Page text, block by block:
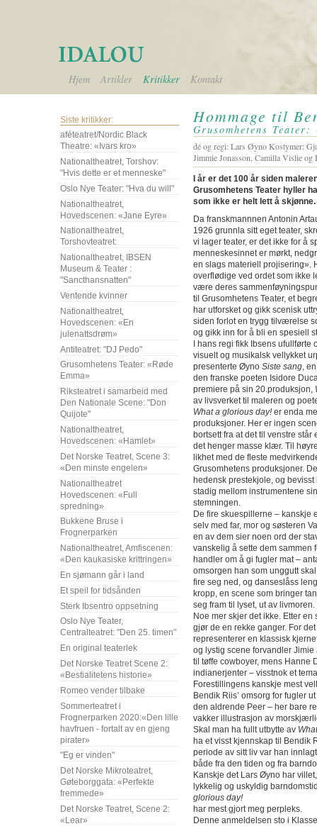
Hjem Artikler Kritikker Kontakt
Siste kritikker:
aféteatret/Nordic Black
Theatre: «Ivars kro»
Nationaltheatret, Torshov:
"Hvis dette er et menneske"
Oslo Nye Teater: "Hva du will"
Nationaltheatret,
Hovedscenen: «Jane Eyre»
Nationaltheatret,
Torshovteatret:
Nationaltheatret, IBSEN
Museum & Teater :
"Sancthansnatten"
Ventende kvinner
Nationaltheatret,
Hovedscenen: «En
julenattsdrøm»
Antiteatret: "DJ Pedo"
Grusomhetens Teater: «Røde
Emma»
Riksteatret i samarbeid med
Den Nationale Scene: "Don
Quijote"
Nationaltheatret,
Hovedscenen: «Hamlet»
Det Norske Teatret, Scene 3:
«Den minste engelen»
Nationaltheatret
Hovedscenen: «Full
spredning»
Bukkene Bruse i
Frognerparken
Nationaltheatret, Amfiscenen:
«Den kaukasiske krittringen»
En sjømann går i land
Et speil for tidsånden
Sterk Ibsentro oppsetning
Oslo Nye Teater,
Centralteatret: "Den 25. timen"
En original teaterlek
Det Norske Teatret Scene 2:
«Bestialitetens historie»
Romeo vender tilbake
Sommerteatret i
Frognerparken 2020:«Den lille
havfruen - fortalt av en gjeng
pirater»
"Eg er vinden"
Det Norske Mikroteatret,
Gøteborggata: «Perfekte
fremmede»
Det Norske Teatret, Scene 2:
«Lear»
Hommage til
Grusomhetens
dé og regi: Lars Øyno Kostymer:
Jimmie Jonasson, Camilla Vislie
I år er det 100 år siden
Grusomhetens Teater hyller
som ikke er helt lett å skjønne.
Da franskmannnen Antonin
1926 grunnla sitt eget teater,
vi lager teater, er det ikke for å
menneskesinnet er mørkt,
en slags materiell projisering».
overflødige ved ordet som ikke
være deres
til Grusomhetens Teater, et
har utforsket og gikk scenisk
siden forlot en trygg tilværelse
og gikk inn for å bli en spesiell
I hans regi fikk Ibsens ufullførte
visuelt og musikalsk vellykket
presenterte Øyno Siste sang ,
den franske poeten Isidore
premiere på sin 20.produksjon,
av livsverket til maleren og
What a glorious day!er enda
produksjoner. Her er ingen
bortsett fra at det til venstre står
det henger masse klær. Til
likhet med de fleste
Grusomhetens produksjoner.
hedensk prestekjole, og
stadig mellom instrumentene
stemningen.
De fire skuespillerne – kanskje
selv med far, mor og søsteren
en av dem sier noen ord der
vanskelig å sette dem sammen
handler om å gi fugler mat –
omsorgen han som unggutt
fire seg ned, og danseslåss
kropp, en scene som bringer
seg fram til lyset, ut av livmoren.
Noe mer skjer det ikke. Etter
gjør de en rekke ganger. For
representerer en klassisk
og lystig scene forvandler
til tøffe cowboyer, mens Hanne
indianerjenter – visstnok et
Forestillingens kanskje mest
Bendik Riis’ omsorg for fugler
den aldrende Peer – her bare
vakker illustrasjon av
Skal man ha fullt utbytte av
ha et visst kjennskap til Bendik
periode av sitt liv var han
både fra den tiden og fra
Kanskje det Lars Øyno har
lykkelig og uskyldig
glorious day!
har mest gjort meg perpleks.
Denne anmeldelsen sto i